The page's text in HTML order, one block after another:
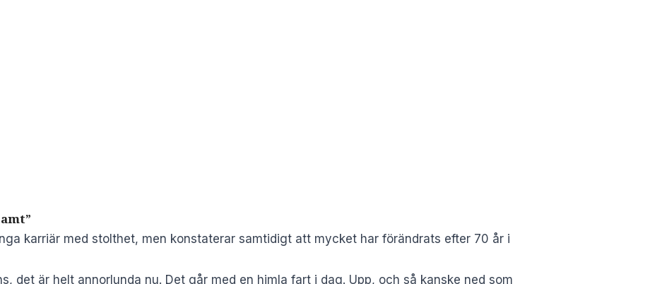
karriär med stolthet, men konstaterar samtidigt att mycket har förändrats efter 70 år i
det är helt annorlunda nu. Det går med en himla fart i dag. Upp, och så kanske ned som